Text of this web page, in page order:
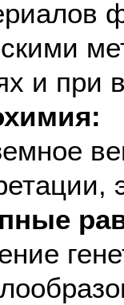
и при